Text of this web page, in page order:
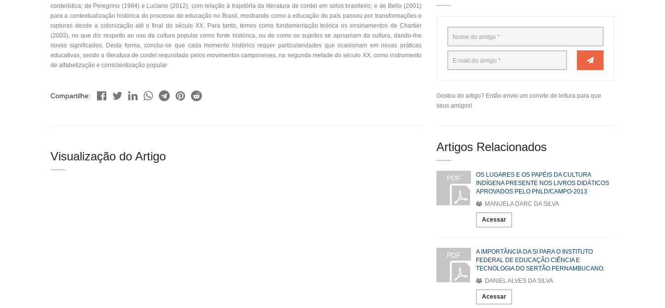
cordelística; de Peregrino (1984) e Luciano (2012), com relação à trajetória da literatura de cordel em solos brasileiro; e de Bello (2001)
para a contextualização histórica do processo de educação no Brasil, mostrando como a educação do país passou por transformações e
rupturas desde a colonização até o final do século XX. Para tanto, temos como fundamentação teórica os ensinamentos de Chartier
(2003), no que diz respeito ao uso da cultura popular como fonte histórica, ou de como os sujeitos se apropriam da cultura, dando-lhe
novos significados. Desta forma, conclui-se que cada momento histórico requer particularidades que ocasionam em novas práticas
educativas, sendo a literatura de cordel requisitada pelos movimentos camponeses, na segunda metade do século XX, como instrumento
de alfabetização e conscientização popular
Compartilhe:
Visualização do Artigo
Gostou do artigo? Então envie um convite de leitura para que
seus amigos!
Artigos Relacionados
PDF
OS LUGARES E OS PAPÉIS DA CULTURA
INDÍGENA PRESENTE NOS LIVROS DIDÁTICOS
APROVADOS PELO PNLD/CAMPO-2013
MANUELA DARC DA SILVA
Acessar
PDF
A IMPORTÂNCIA DA SI PARA O INSTITUTO
FEDERAL DE EDUCAÇÃO CIÊNCIA E
TECNOLOGIA DO SERTÃO PERNAMBUCANO.
DANIEL ALVES DA SILVA
Acessar